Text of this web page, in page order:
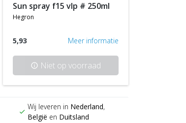
sun spray f15 vlp # 250ml
hegron
5,93 Meer informatie
info Niet op voorraad
check
Wij leveren in Nederland,
België en Duitsland